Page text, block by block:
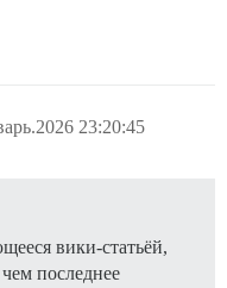
23:20:45
вики-статьёй,
последнее